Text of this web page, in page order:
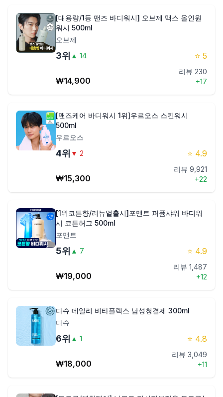
[대용량/1등 맨즈 바디워시] 오브제 맥스 올인원
워시 500ml
오브제
3위 ▲ 14 ⭐ 5
₩14,900
리뷰 230
+17
[맨즈케어 바디워시 1위]우르오스 스킨워시
500ml
우르오스
4위 ▼ 2 ⭐ 4.9
₩15,300
리뷰 9,921
+22
[1위코튼향/리뉴얼출시]포맨트 퍼퓸샤워 바디워
시 코튼허그 500ml
포맨트
5위 ▲ 7 ⭐ 4.9
₩19,000
리뷰 1,487
+12
다슈 데일리 비타플렉스 남성청결제 300ml
다슈
6위 ▲ 1 ⭐ 4.8
₩18,000
리뷰 3,049
+11